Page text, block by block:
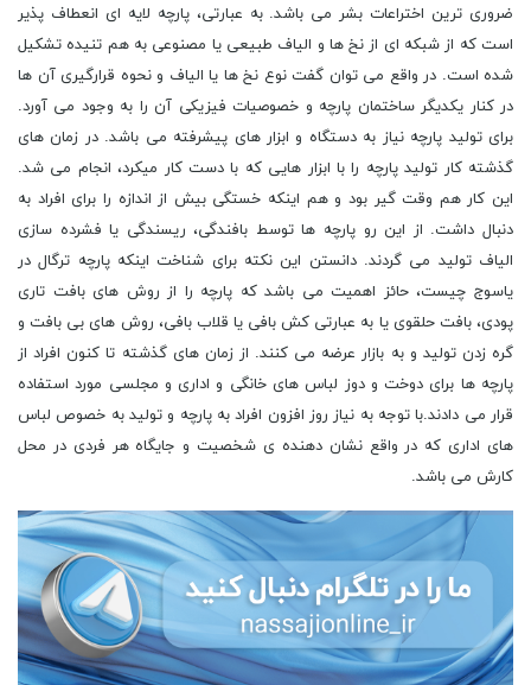
ضروری ‌ترین اختراعات بشر می ‌باشد. به عبارتی، پارچه لایه ‌ای انعطاف ‌پذیر
است که از شبکه ‌ای از نخ‌ ها و الیاف طبیعی یا مصنوعی به ‌هم‌ تنیده تشکیل
شده است. در واقع می توان گفت نوع نخ‌ ها یا الیاف و نحوه قرارگیری آن ‌ها
در کنار یکدیگر ساختمان پارچه و خصوصیات فیزیکی آن را به وجود می ‌آورد.
برای تولید پارچه نیاز به دستگاه و ابزار های پیشرفته می باشد. در زمان های
گذشته کار تولید پارچه را با ابزار هایی که با دست کار میکرد، انجام می شد.
این کار هم وقت گیر بود و هم اینکه خستگی بیش از اندازه را برای افراد به
دنبال داشت. از این رو پارچه ‌ها توسط بافندگی، ریسندگی یا فشرده‌ سازی
الیاف تولید می‌ گردند. دانستن این نکته برای شناخت اینکه پارچه ترگال در
یاسوج چیست، حائز اهمیت می باشد که پارچه را از روش‌ های بافت تاری
پودی، بافت حلقوی یا به عبارتی کش‌ بافی یا قلاب ‌بافی، روش‌ های بی بافت و
گره‌ زدن تولید و به بازار عرضه می‌ کنند. از زمان های گذشته تا کنون افراد از
پارچه ها برای دوخت و دوز لباس های خانگی و اداری و مجلسی مورد استفاده
قرار می دادند.با توجه به نیاز روز افزون افراد به پارچه و تولید به خصوص لباس
های اداری که در واقع نشان دهنده ی شخصیت و جایگاه هر فردی در محل
کارش می باشد.